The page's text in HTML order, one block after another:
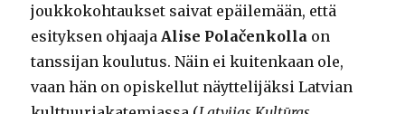
joukkokohtaukset saivat epäilemään, että
esityksen ohjaaja Alise Polačenkolla on
tanssijan koulutus. Näin ei kuitenkaan ole,
vaan hän on opiskellut näyttelijäksi Latvian